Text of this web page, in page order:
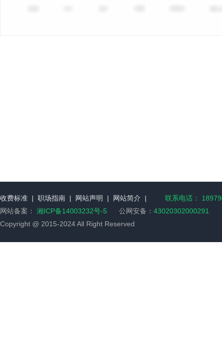
收费标准 | 职场指南 | 网站声明 | 网站简介 |
联系电话：
网站备案： 湘ICP备14003232号-5 公网安备： 43020302000291
Copyright @ 2015-2024 All Right Reserved